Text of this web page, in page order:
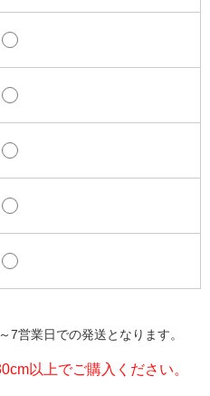
営業日での発送となります。
以上でご購入ください。